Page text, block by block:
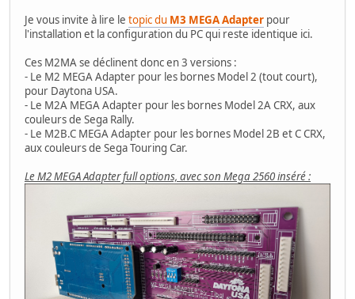
Je vous invite à lire le topic du M3 MEGA Adapter pour
l'installation et la configuration du PC qui reste identique ici.
Ces M2MA se déclinent donc en 3 versions :
- Le M2 MEGA Adapter pour les bornes Model 2 (tout court),
pour Daytona USA.
- Le M2A MEGA Adapter pour les bornes Model 2A CRX, aux
couleurs de Sega Rally.
- Le M2B.C MEGA Adapter pour les bornes Model 2B et C CRX,
aux couleurs de Sega Touring Car.
Le M2 MEGA Adapter full options, avec son Mega 2560 inséré :